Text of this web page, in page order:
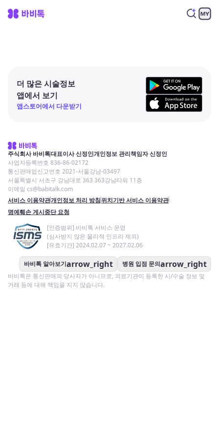
더 많은 시술정보
앱에서 보기
앱스토어에서 다운받기
주식회사 바비톡대표이사 신정인개인정보 관리책임자 신정인
사업자등록번호 836-86-02172
통신판매업신고번호 2021-서울강남-03497
서울특별시 서초구 강남대로 363 363강남타워 11층
이메일 cs@babitalk.com
서비스 이용약관개인정보 처리 방침위치기반 서비스 이용약관
명예훼손 게시중단 요청
[인증범위] 바비톡 서비스 운영
(심사받지 않은 물리적 인프라 제외)
[유효기간] 2024.02.07 ~ 2027.02.06
바비톡 알아보기arrow_right 병원 입점 문의arrow_right
바비톡은 통신판매의 당사자가 아니므로, 의료기관이 등록한 시/수술 정보 및
거래 등에 대해 책임을 지지 않습니다.